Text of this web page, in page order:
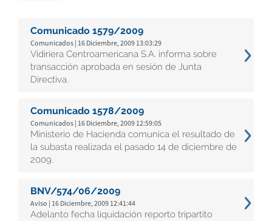
Comunicado 1579/2009
Comunicados | 16 Diciembre, 2009 13:03:29
Vidiriera Centroamericana S.A. informa sobre
transacción aprobada en sesión de Junta
Directiva.
Comunicado 1578/2009
Comunicados | 16 Diciembre, 2009 12:59:05
Ministerio de Hacienda comunica el resultado de
la subasta realizada el pasado 14 de diciembre de
2009.
BNV/574/06/2009
Aviso | 16 Diciembre, 2009 12:41:44
Adelanto fecha liquidación reporto tripartito